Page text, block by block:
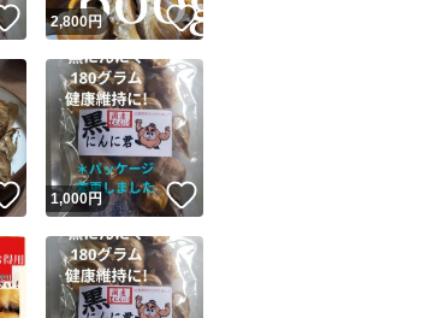
ユーザーの実績について
一定の基準を満たしたユーザーにバッジを付与しています
この商品の情報をコピーします
いいね！
2,800円 いいね！
いいね！
1,000円